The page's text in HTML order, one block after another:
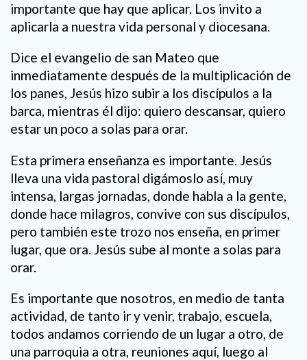
importante que hay que aplicar. Los invito a
aplicarla a nuestra vida personal y diocesana.
Dice el evangelio de san Mateo que
inmediatamente después de la multiplicación de
los panes, Jesús hizo subir a los discípulos a la
barca, mientras él dijo: quiero descansar, quiero
estar un poco a solas para orar.
Esta primera enseñanza es importante. Jesús
lleva una vida pastoral digámoslo así, muy
intensa, largas jornadas, donde habla a la gente,
donde hace milagros, convive con sus discípulos,
pero también este trozo nos enseña, en primer
lugar, que ora. Jesús sube al monte a solas para
orar.
Es importante que nosotros, en medio de tanta
actividad, de tanto ir y venir, trabajo, escuela,
todos andamos corriendo de un lugar a otro, de
una parroquia a otra, reuniones aquí, luego al